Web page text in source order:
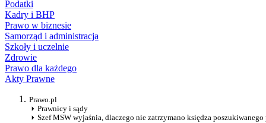
Podatki
Kadry i BHP
Prawo w biznesie
Samorząd i administracja
Szkoły i uczelnie
Zdrowie
Prawo dla każdego
Akty Prawne
Prawo.pl
Prawnicy i sądy
Szef MSW wyjaśnia, dlaczego nie zatrzymano księdza